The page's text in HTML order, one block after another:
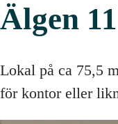
Älgen 11
Lokal på ca 75,5
för kontor eller